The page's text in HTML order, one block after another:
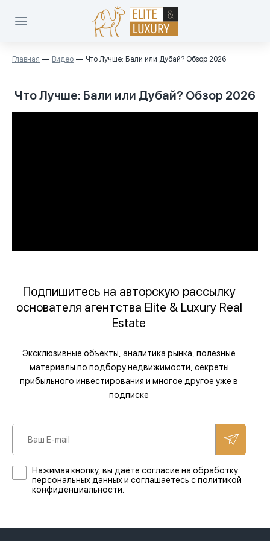
Главная Видео Что Лучше: Бали или Дубай? Обзор 2026
Что Лучше: Бали или Дубай? Обзор 2026
Подпишитесь на авторскую рассылку
основателя агентства Elite & Luxury Real
Estate
Эксклюзивные объекты, аналитика рынка, полезные
материалы по подбору недвижимости, секреты
прибыльного инвестирования и многое другое уже в
подписке
Нажимая кнопку, вы даёте согласие на обработку
персональных данных и соглашаетесь с политикой
конфиденциальности.